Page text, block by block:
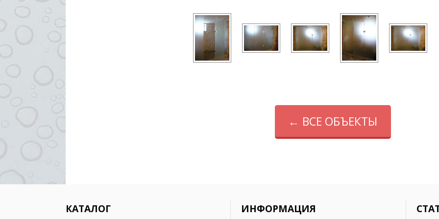
КАТАЛОГ ИНФОРМАЦИЯ